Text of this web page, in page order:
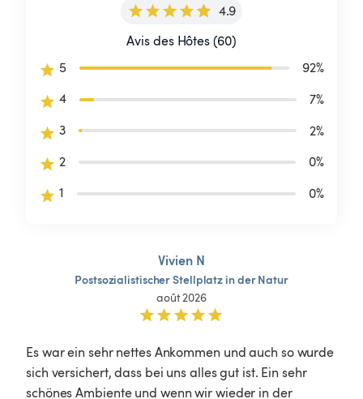
4.9
Avis des Hôtes (60)
5
92%
4
7%
3
2%
2
0%
1
0%
Vivien N
PostsozialistischerStellplatzinderNatur
août 2026
Es war ein sehr nettes Ankommen und auch so wurde
sich versichert, dass bei uns alles gut ist. Ein sehr
schönes Ambiente und wenn wir wieder in der